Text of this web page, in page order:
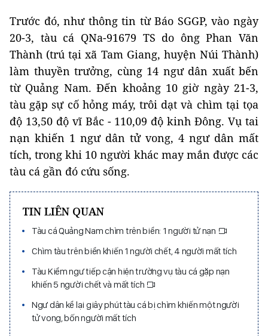
Trước đó, như thông tin từ Báo SGGP, vào ngày
20-3, tàu cá QNa-91679 TS do ông Phan Văn
Thành (trú tại xã Tam Giang, huyện Núi Thành)
làm thuyền trưởng, cùng 14 ngư dân xuất bến
từ Quảng Nam. Đến khoảng 10 giờ ngày 21-3,
tàu gặp sự cố hỏng máy, trôi dạt và chìm tại tọa
độ 13,50 độ vĩ Bắc - 110,09 độ kinh Đông. Vụ tai
nạn khiến 1 ngư dân tử vong, 4 ngư dân mất
tích, trong khi 10 người khác may mắn được các
tàu cá gần đó cứu sống.
TIN LIÊN QUAN
Tàu cá Quảng Nam chìm trên biển: 1 người tử nạn
Chìm tàu trên biển khiến 1 người chết, 4 người mất tích
Tàu Kiểm ngư tiếp cận hiện trường vụ tàu cá gặp nạn
khiến 5 người chết và mất tích
Ngư dân kể lại giây phút tàu cá bị chìm khiến một người
tử vong, bốn người mất tích